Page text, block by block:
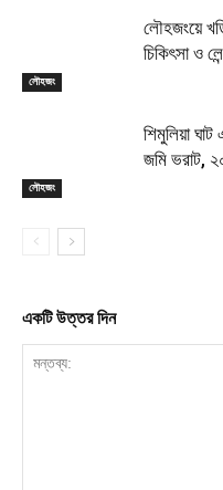
লৌহজং
লৌহজংয়ে
চিকিৎসা ও
লৌহজং
শিমুলিয়া
জমি ভরাট,
একটি উত্তর দিন